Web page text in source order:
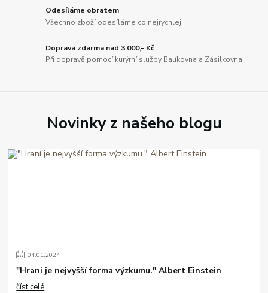
Odesíláme obratem
Všechno zboží odesíláme co nejrychleji
Doprava zdarma nad 3.000,- Kč
Při dopravě pomocí kurýrní služby Balíkovna a Zásilkovna
Novinky z našeho blogu
04.01.2024
"Hraní je nejvyšší forma výzkumu." Albert Einstein
číst celé